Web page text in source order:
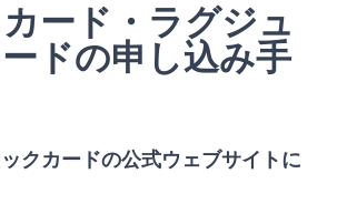
ード・ラグジュ
ドの申し込み手
クカードの公式ウェブサイトに